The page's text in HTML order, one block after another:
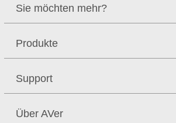
Sie möchten mehr?
Produkte
Support
Über AVer